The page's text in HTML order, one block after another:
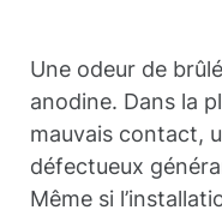
Une odeur de
anodine. Dans la
mauvais contact,
défectueux
Même si